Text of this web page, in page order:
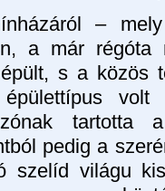
–
a már régóta
s a közös
épülettípus
pedig a
szelíd világu